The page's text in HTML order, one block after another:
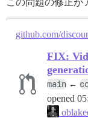
github.com/
FIX:
main ←
opened